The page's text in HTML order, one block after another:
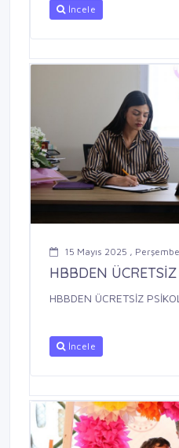
İncele
15 Mayıs 2025 ,
HBBDEN
HBBDEN ÜCRETSİZ
İncele